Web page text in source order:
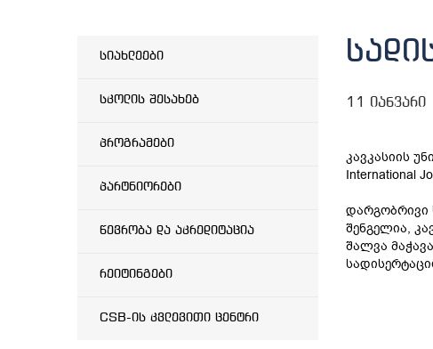
სიახლეები
სკოლის შესახებ
პროგრამები
პარტნიორები
წევრობა და აკრედიტაცია
რეიტინგები
CSB-ის კვლევითი ცენტრი
11 იანვარი
კავკასიის
International
დარგობრივი
შენგელია,
შალვა